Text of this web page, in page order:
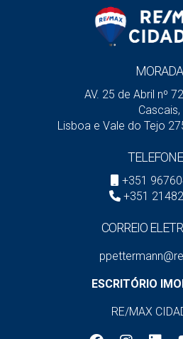
MORADA
AV. 25 de Abril nº
Cascais,
Lisboa e Vale do Tejo
+351
+351
CORREIO
ESCRITÓRIO
RE/MAX